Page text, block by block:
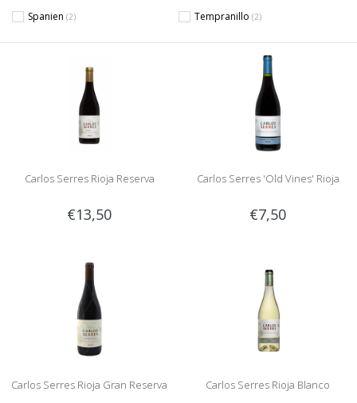
Spanien (2) Tempranillo (2)
Carlos Serres Rioja Reserva
€13,50
Carlos Serres 'Old Vines' Rioja
€7,50
Carlos Serres Rioja Gran Reserva Carlos Serres Rioja Blanco